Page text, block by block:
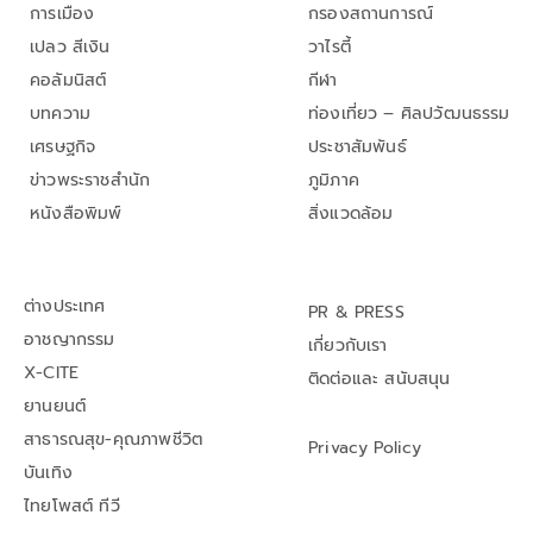
การเมือง
เปลว สีเงิน
คอลัมนิสต์
บทความ
เศรษฐกิจ
ข่าวพระราชสำนัก
หนังสือพิมพ์
กรองสถานการณ์
วาไรตี้
กีฬา
ท่องเที่ยว – ศิลปวัฒนธรรม
ประชาสัมพันธ์
ภูมิภาค
สิ่งแวดล้อม
ต่างประเทศ
อาชญากรรม
X-CITE
ยานยนต์
สาธารณสุข-คุณภาพชีวิต
บันเทิง
ไทยโพสต์ ทีวี
PR & PRESS
เกี่ยวกับเรา
ติดต่อและ สนับสนุน
Privacy Policy